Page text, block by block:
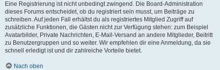
Eine Registrierung ist nicht unbedingt zwingend. Die Board-Administration
dieses Forums entscheidet, ob du registriert sein musst, um Beiträge zu
schreiben. Auf jeden Fall erhältst du als registriertes Mitglied Zugriff auf
zusätzliche Funktionen, die Gästen nicht zur Verfügung stehen: zum Beispiel
Avatarbilder, Private Nachrichten, E-Mail-Versand an andere Mitglieder, Beitritt
zu Benutzergruppen und so weiter. Wir empfehlen dir eine Anmeldung, da sie
schnell erledigt ist und dir zahlreiche Vorteile bietet.
Nach oben